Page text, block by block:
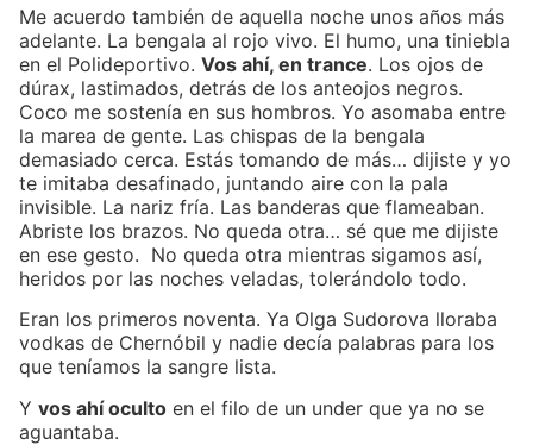
Me acuerdo también de aquella noche unos años más
adelante. La bengala al rojo vivo. El humo, una tiniebla
en el Polideportivo. Vos ahí, en trance. Los ojos de
dúrax, lastimados, detrás de los anteojos negros.
Coco me sostenía en sus hombros. Yo asomaba entre
la marea de gente. Las chispas de la bengala
demasiado cerca. Estás tomando de más… dijiste y yo
te imitaba desafinado, juntando aire con la pala
invisible. La nariz fría. Las banderas que flameaban.
Abriste los brazos. No queda otra… sé que me dijiste
en ese gesto. No queda otra mientras sigamos así,
heridos por las noches veladas, tolerándolo todo.
Eran los primeros noventa. Ya Olga Sudorova lloraba
vodkas de Chernóbil y nadie decía palabras para los
que teníamos la sangre lista.
Y vos ahí oculto en el filo de un under que ya no se
aguantaba.